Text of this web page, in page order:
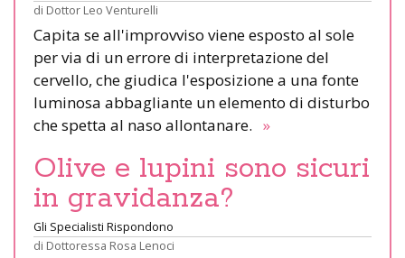
di Dottor Leo Venturelli
Capita se all'improvviso viene esposto al sole
per via di un errore di interpretazione del
cervello, che giudica l'esposizione a una fonte
luminosa abbagliante un elemento di disturbo
che spetta al naso allontanare. »
Olive e lupini sono sicuri
in gravidanza?
Gli Specialisti Rispondono
di Dottoressa Rosa Lenoci